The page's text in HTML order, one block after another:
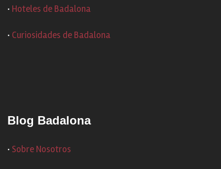
· Hoteles de Badalona
· Curiosidades de Badalona
Blog Badalona
· Sobre Nosotros